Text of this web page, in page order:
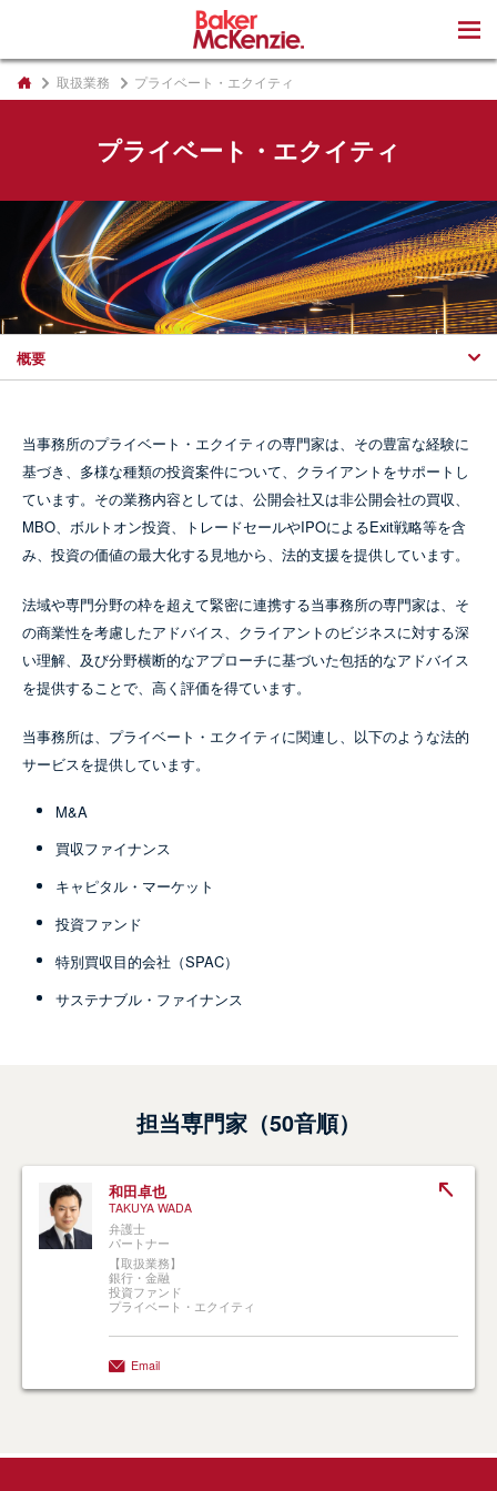
取扱業務 プライベート・エクイティ
プライベート・エクイティ
概要
当事務所のプライベート・エクイティの専門家は、その豊富な経験に
基づき、多様な種類の投資案件について、クライアントをサポートし
ています。その業務内容としては、公開会社又は非公開会社の買収、
MBO、ボルトオン投資、トレードセールやIPOによるExit戦略等を含
み、投資の価値の最大化する見地から、法的支援を提供しています。
法域や専門分野の枠を超えて緊密に連携する当事務所の専門家は、そ
の商業性を考慮したアドバイス、クライアントのビジネスに対する深
い理解、及び分野横断的なアプローチに基づいた包括的なアドバイス
を提供することで、高く評価を得ています。
当事務所は、プライベート・エクイティに関連し、以下のような法的
サービスを提供しています。
M&A
買収ファイナンス
キャピタル・マーケット
投資ファンド
特別買収目的会社（SPAC）
サステナブル・ファイナンス
NEWS
28 May 2024
トランザクションチームを増強
取扱業務： 重要なお知らせ、銀行・金融、 投資ファンド、コーポレー
ト／M&A 、 プライベート・エクイティ 、税務・移転価格
担当専門家（50音順）
和田卓也
TAKUYA WADA
弁護士
パートナー
【取扱業務】
銀行・金融
投資ファンド
プライベート・エクイティ
Email